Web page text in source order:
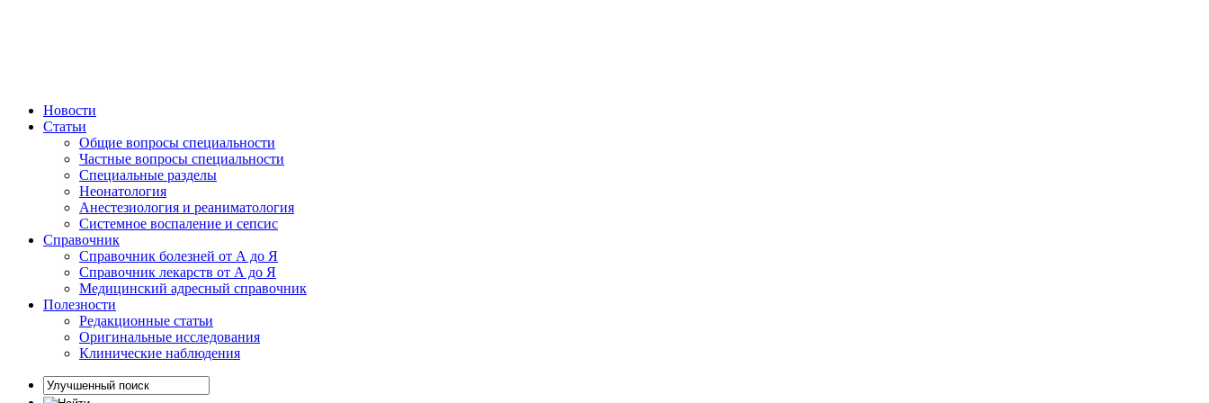
Новости
Статьи
Общие вопросы специальности
Частные вопросы специальности
Специальные разделы
Неонатология
Анестезиология и реаниматология
Системное воспаление и сепсис
Справочник
Справочник болезней от А до Я
Справочник лекарств от А до Я
Медицинский адресный справочник
Полезности
Редакционные статьи
Оригинальные исследования
Клинические наблюдения